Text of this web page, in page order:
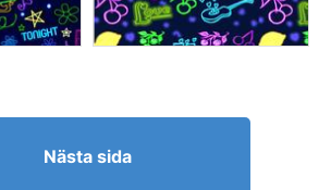
Nästa sida